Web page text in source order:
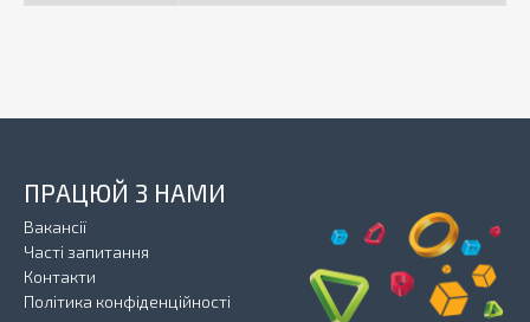
ПРАЦЮЙ З НАМИ
Вакансії
Часті запитання
Контакти
Політика конфіденційності